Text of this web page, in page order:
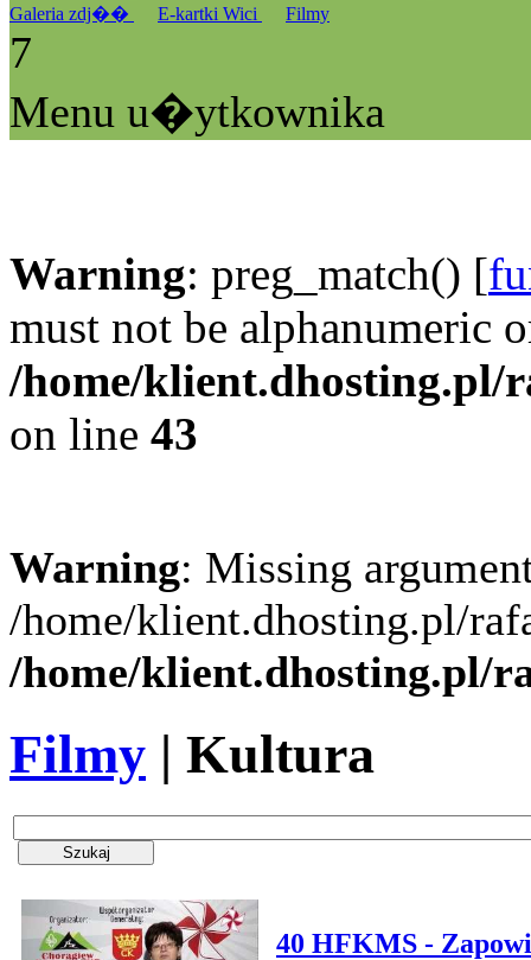
Galeria zdj�� E-kartki Wici Filmy
7
Menu u�ytkownika
Warning: preg_match() [
must not be alphanumeric
/home/klient.dhosting.pl/
on line 43
Warning: Missing
/home/klient.dhosting.pl/
/home/klient.dhosting.pl/
Filmy | Kultura
40 HFKMS -